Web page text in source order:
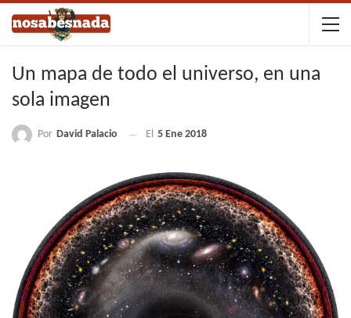
Un mapa de todo el universo, en una
sola imagen
Por David Palacio El 5 Ene 2018